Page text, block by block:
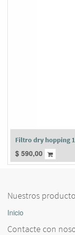
Filtro dry hopping
$ 590,00
Nuestros
Inicio
Contacte con